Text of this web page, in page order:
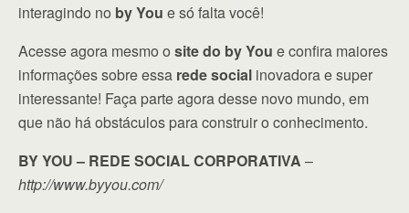
interagindo no by You e só falta você!
Acesse agora mesmo o site do by You e confira maiores
informações sobre essa rede social inovadora e super
interessante! Faça parte agora desse novo mundo, em
que não há obstáculos para construir o conhecimento.
BY YOU – REDE SOCIAL CORPORATIVA –
http://www.byyou.com/